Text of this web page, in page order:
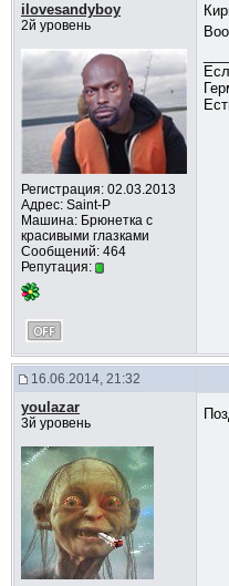
ilovesandyboy
2й уровень
Регистрация: 02.03.2013
Адрес: Saint-P
Машина: Брюнетка с
красивыми глазками
Сообщений: 464
Репутация:
16.06.2014, 21:32
youlazar
3й уровень